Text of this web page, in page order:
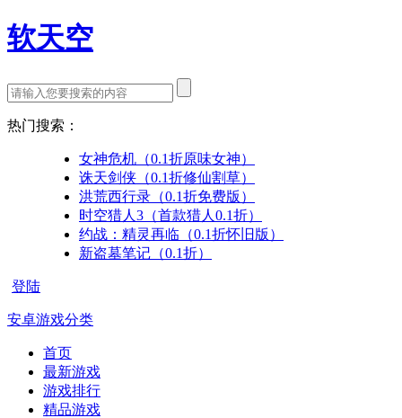
软天空
热门搜索：
女神危机（0.1折原味女神）
诛天剑侠（0.1折修仙割草）
洪荒西行录（0.1折免费版）
时空猎人3（首款猎人0.1折）
约战：精灵再临（0.1折怀旧版）
新盗墓笔记（0.1折）
登陆
安卓游戏分类
首页
最新游戏
游戏排行
精品游戏